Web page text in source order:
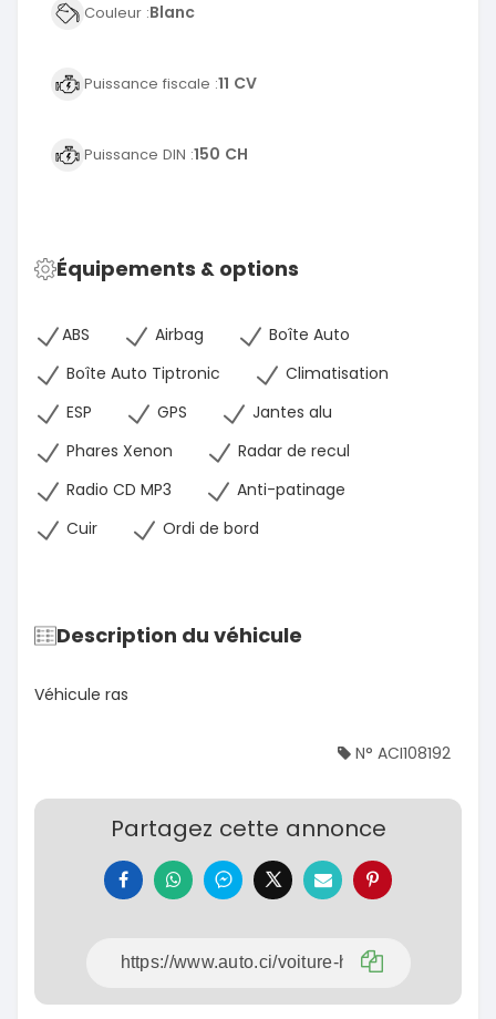
Couleur :Blanc
Puissance fiscale :11 CV
Puissance DIN :150 CH
Équipements & options
ABS Airbag
Boîte Auto
Boîte Auto Tiptronic
Climatisation
ESP
GPS
Jantes alu
Phares Xenon
Radar de recul
Radio CD MP3
Anti-patinage
Cuir
Ordi de bord
Description du véhicule
Véhicule ras
N° ACI108192
Partagez cette annonce